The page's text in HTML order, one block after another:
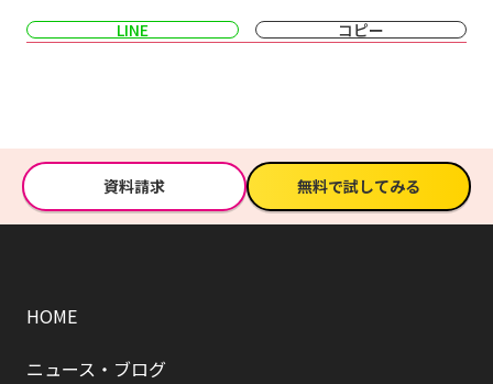
LINE
コピー
資料請求 無料で試してみる
HOME
ニュース・ブログ